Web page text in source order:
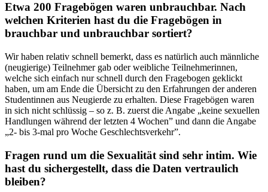
Etwa 200 Fragebögen waren unbrauchbar. Nach
welchen Kriterien hast du die Fragebögen in
brauchbar und unbrauchbar sortiert?
Wir haben relativ schnell bemerkt, dass es natürlich auch männliche
(neugierige) Teilnehmer gab oder weibliche Teilnehmerinnen,
welche sich einfach nur schnell durch den Fragebogen geklickt
haben, um am Ende die Übersicht zu den Erfahrungen der anderen
Studentinnen aus Neugierde zu erhalten. Diese Fragebögen waren
in sich nicht schlüssig – so z. B. zuerst die Angabe „keine sexuellen
Handlungen während der letzten 4 Wochen” und dann die Angabe
„2- bis 3-mal pro Woche Geschlechtsverkehr”.
Fragen rund um die Sexualität sind sehr intim. Wie
hast du sichergestellt, dass die Daten vertraulich
bleiben?